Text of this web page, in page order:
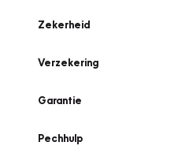
Zekerheid
Verzekering
Garantie
Pechhulp